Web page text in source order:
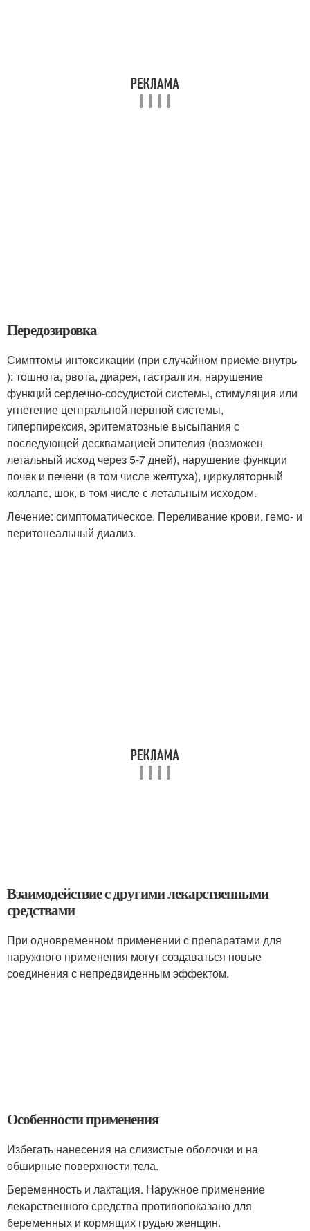
Передозировка
Симптомы интоксикации (при случайном приеме внутрь
): тошнота, рвота, диарея, гастралгия, нарушение
функций сердечно-сосудистой системы, стимуляция или
угнетение центральной нервной системы,
гиперпирексия, эритематозные высыпания с
последующей десквамацией эпителия (возможен
летальный исход через 5-7 дней), нарушение функции
почек и печени (в том числе желтуха), циркуляторный
коллапс, шок, в том числе с летальным исходом.
Лечение: симптоматическое. Переливание крови, гемо- и
перитонеальный диализ.
Взаимодействие с другими лекарственными
средствами
При одновременном применении с препаратами для
наружного применения могут создаваться новые
соединения с непредвиденным эффектом.
Особенности применения
Избегать нанесения на слизистые оболочки и на
обширные поверхности тела.
Беременность и лактация. Наружное применение
лекарственного средства противопоказано для
беременных и кормящих грудью женщин.